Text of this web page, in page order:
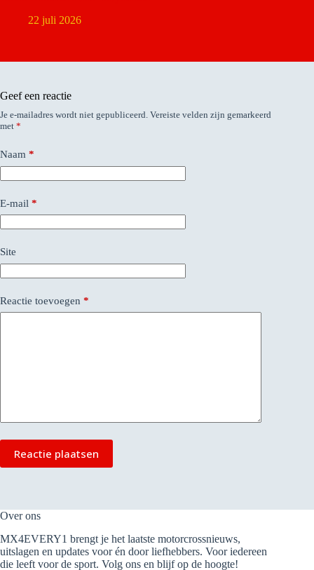
22 juli 2026
Geef een reactie
Je e-mailadres wordt niet gepubliceerd. Vereiste velden zijn gemarkeerd
met *
Naam *
E-mail *
Site
Reactie toevoegen *
Reactie plaatsen
Over ons
MX4EVERY1 brengt je het laatste motorcrossnieuws,
uitslagen en updates voor én door liefhebbers. Voor iedereen
die leeft voor de sport. Volg ons en blijf op de hoogte!